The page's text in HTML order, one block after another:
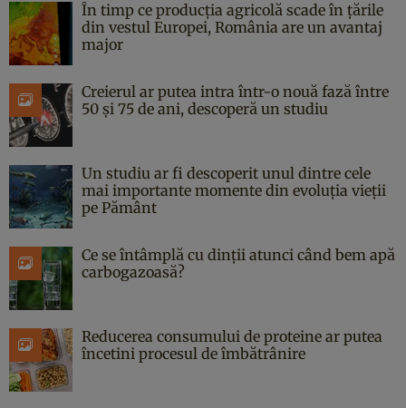
În timp ce producția agricolă scade în țările
din vestul Europei, România are un avantaj
major
Creierul ar putea intra într-o nouă fază între
50 și 75 de ani, descoperă un studiu
Un studiu ar fi descoperit unul dintre cele
mai importante momente din evoluția vieții
pe Pământ
Ce se întâmplă cu dinții atunci când bem apă
carbogazoasă?
Reducerea consumului de proteine ar putea
încetini procesul de îmbătrânire